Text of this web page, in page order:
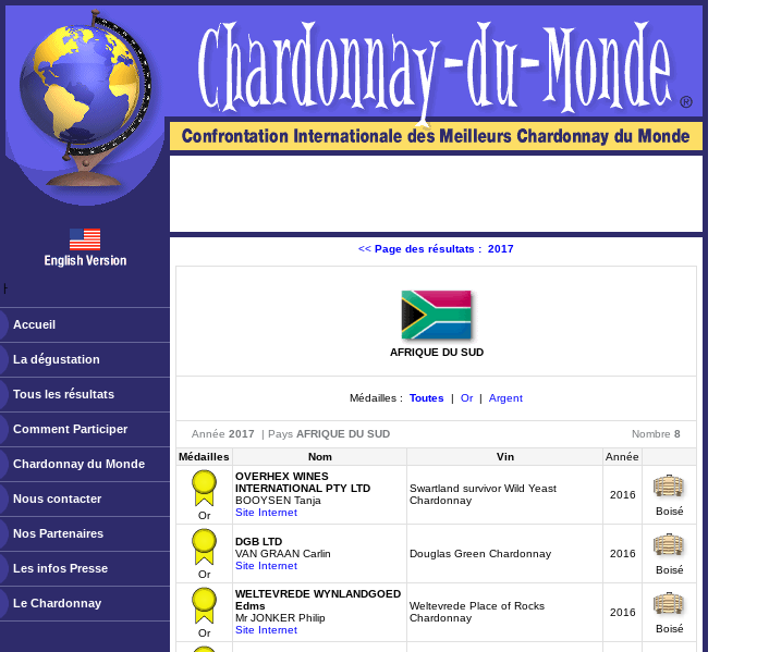
ￂﾠ
Accueil
La dégustation
Tous les résultats
Comment Participer
Chardonnay du Monde
Nous contacter
Nos Partenaires
Les infos Presse
Le Chardonnay
<< Page des résultats : 2017
AFRIQUE DU SUD
Médailles : Toutes | Or| Argent
Année 2017 | Pays AFRIQUE DU SUD Nombre 8
Médailles
Nom Vin Année
Or
OVERHEX WINES
INTERNATIONAL PTY LTD
BOOYSEN Tanja
Site Internet
Swartland survivor Wild Yeast
Chardonnay
2016
Boisé
Or
DGB LTD
VAN GRAAN Carlin
Site Internet
Douglas Green Chardonnay
2016
Boisé
Or
WELTEVREDE WYNLANDGOED
Edms
Mr JONKER Philip
Site Internet
Weltevrede Place of Rocks
Chardonnay
2016
Boisé